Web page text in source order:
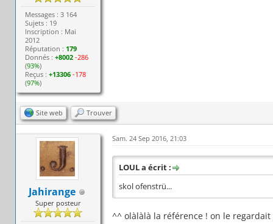
Messages : 3 164
Sujets : 19
Inscription : Mai
2012
Réputation : 179
Donnés :+8002 -286
(93%)
Reçus :+13306 -178
(97%)
Site web Trouver
Jahirange
Super posteur
Sam. 24 Sep 2016, 21:03
LOUL a écrit :
skol ofenstrü...
^^ olàlàlà la référence ! on le regardait